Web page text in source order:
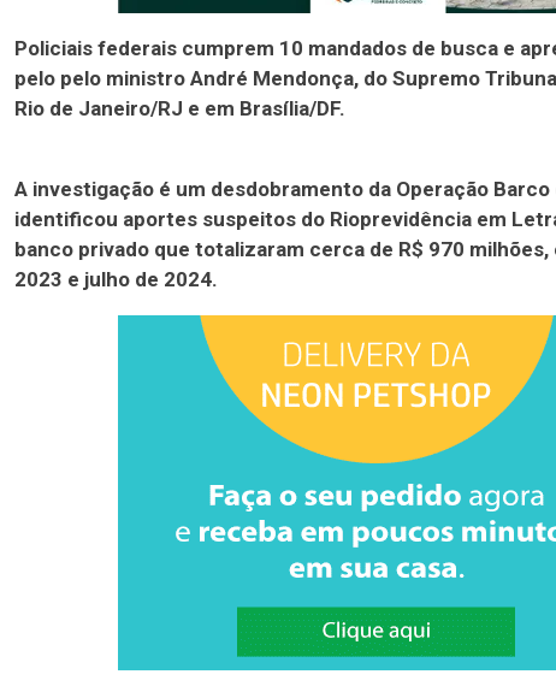
Policiais federais cumprem 10 mandados de busca e
pelo pelo ministro André Mendonça, do Supremo
Rio de Janeiro/RJ e em Brasília/DF.
A investigação é um desdobramento da Operação Barco
identificou aportes suspeitos do Rioprevidência em
banco privado que totalizaram cerca de R$ 970
2023 e julho de 2024.